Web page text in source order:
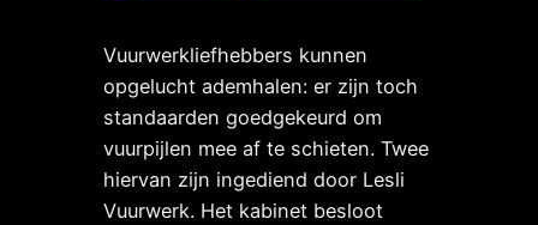
Vuurwerkliefhebbers kunnen
opgelucht ademhalen: er zijn toch
standaarden goedgekeurd om
vuurpijlen mee af te schieten. Twee
hiervan zijn ingediend door Lesli
Vuurwerk. Het kabinet besloot